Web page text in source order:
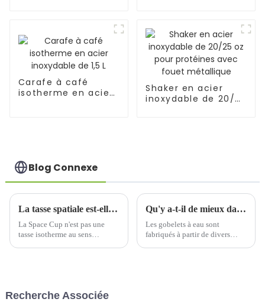
Carafe à café
isotherme en acier
Shaker en acier
inoxydable de 20/25
Blog Connexe
La tasse spatiale est-elle une tasse thermos ?
La Space Cup n'est pas une
tasse isotherme au sens
comme son nom l'indique, a été
Qu'y a-t-il de mieux dans une bouteille d'eau valant quelques centaines de yuans qu'une bouteille d'eau valant des dizaines de yuans ?
Les gobelets à eau sont
fabriqués à partir de divers
Recherche Associée